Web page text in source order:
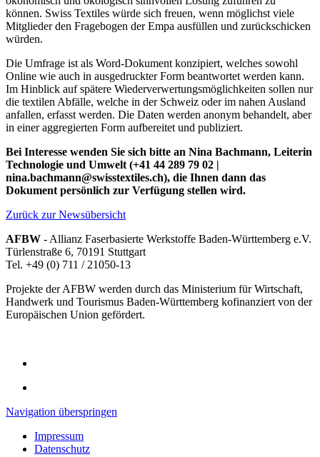
können. Swiss Textiles würde sich freuen, wenn möglichst viele
Mitglieder den Fragebogen der Empa ausfüllen und zurückschicken
würden.
Die Umfrage ist als Word-Dokument konzipiert, welches sowohl
Online wie auch in ausgedruckter Form beantwortet werden kann.
Im Hinblick auf spätere Wiederverwertungsmöglichkeiten sollen nur
die textilen Abfälle, welche in der Schweiz oder im nahen Ausland
anfallen, erfasst werden. Die Daten werden anonym behandelt, aber
in einer aggregierten Form aufbereitet und publiziert.
Bei Interesse wenden Sie sich bitte an Nina Bachmann, Leiterin
Technologie und Umwelt (+41 44 289 79 02 |
nina.bachmann@swisstextiles.ch), die Ihnen dann das
Dokument persönlich zur Verfügung stellen wird.
Zurück zur Newsübersicht
AFBW - Allianz Faserbasierte Werkstoffe Baden-Württemberg e.V.
Türlenstraße 6, 70191 Stuttgart
Tel. +49 (0) 711 / 21050-13
Projekte der AFBW werden durch das Ministerium für Wirtschaft,
Handwerk und Tourismus Baden-Württemberg kofinanziert von der
Europäischen Union gefördert.
Navigation überspringen
Impressum
Datenschutz